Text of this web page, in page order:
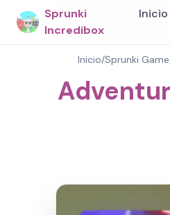
Sprunki
Incredibox
Inicio
Inicio/Sprunki Game